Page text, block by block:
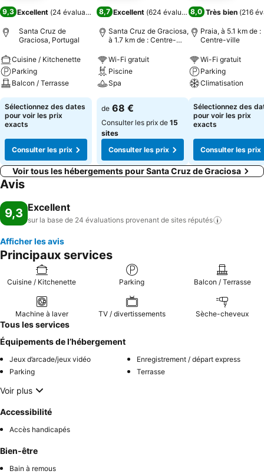
9,3 Excellent (24 évaluations)
Santa Cruz de
Graciosa, Portugal
Cuisine / Kitchenette
Parking
Balcon / Terrasse
Sélectionnez des dates
pour voir les prix
exacts
Consulter les prix
8,7 Excellent (624 évaluations)
Santa Cruz de Graciosa,
à 1.7 km de : Centre-
Wi-Fi gratuit
Piscine
Spa
de 68 €
Consulter les prix de 15
sites
Consulter les prix
8,0 Très bien (216
Praia, à 5.1 km de :
Centre-ville
Wi-Fi gratuit
Parking
Climatisation
Sélectionnez des
pour voir les prix
exacts
Consulter les prix
Voir tous les hébergements pour Santa Cruz de Graciosa
Avis
9,3 Excellent
sur la base de 24 évaluations provenant de sites réputés
Afficher les avis
Principaux services
Cuisine / Kitchenette Parking Balcon / Terrasse
Machine à laver TV / divertissements Sèche-cheveux
Tous les services
Équipements de l’hébergement
Jeux d’arcade/jeux vidéo
Enregistrement / départ express
Parking
Terrasse
Voir plus
Accessibilité
Accès handicapés
Bien-être
Bain à remous